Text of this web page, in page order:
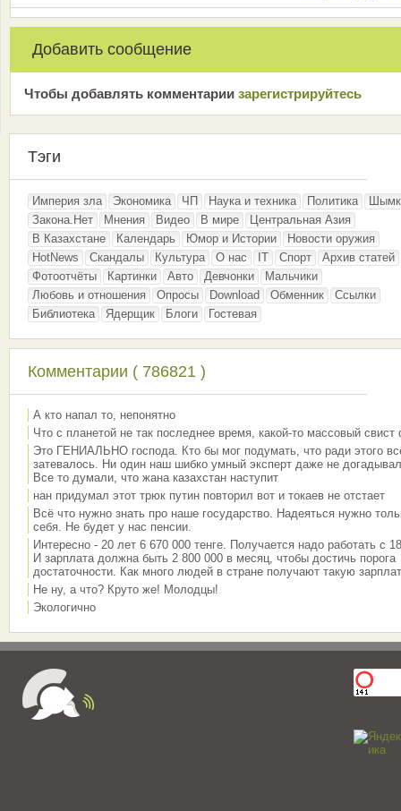
Добавить сообщение
Чтобы добавлять комментарии зарeгиcтрирyйтeсь
Тэги
Империя зла Экономика ЧП Наука и техника Политика
Закона.Нет
Мнения Видео В мире
Центральная Азия
В Казахстане
Календарь Юмор и Истории
Новости оружия
HotNews
Скандалы Культура О нас IT Спорт
Архив статей
Фотоотчёты
Картинки Авто Девчонки
Мальчики
Любовь и отношения
Опросы Download Обменник
Ссылки
Библиотека
Ядерщик Блоги Гостевая
Комментарии ( 786821 )
А кто напал то, непонятно
Что с планетой не так последнее время, какой-то массовый свист
Это ГЕНИАЛЬНО господа. Кто бы мог подумать, что ради этого
затевалось. Ни один наш шибко умный эксперт даже не
Все то думали, что жана казахстан наступит
нан придумал этот трюк путин повторил вот и токаев не отстает
Всё что нужно знать про наше государство. Надеяться нужно
себя. Не будет у нас пенсии.
Интересно - 20 лет 6 670 000 тенге. Получается надо работать с
И зарплата должна быть 2 800 000 в месяц, чтобы достичь порога
достаточности. Как много людей в стране получают такую
Не ну, а что? Круто же! Молодцы!
Экологично